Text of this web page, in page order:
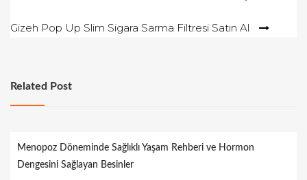
Gizeh Pop Up Slim Sigara Sarma Filtresi Satın Al
Related Post
Menopoz Döneminde Sağlıklı Yaşam Rehberi ve Hormon
Dengesini Sağlayan Besinler